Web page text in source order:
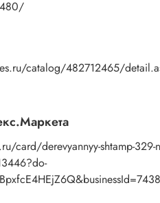
catalog/482712465/
card/derevyannyy-shtamp-329-